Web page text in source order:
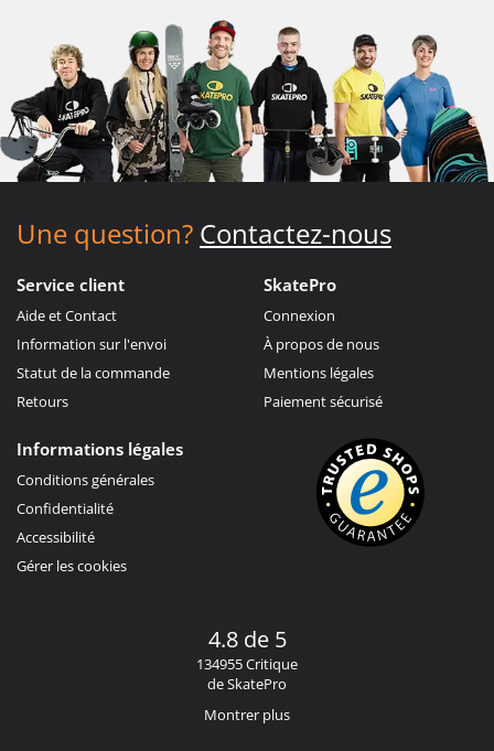
Une question? Contactez-nous
Service client
Aide et Contact
Information sur l'envoi
Statut de la commande
Retours
SkatePro
Connexion
À propos de nous
Mentions légales
Paiement sécurisé
Informations légales
Conditions générales
Confidentialité
Accessibilité
Gérer les cookies
4.8 de 5
134955 Critique
de SkatePro
Montrer plus